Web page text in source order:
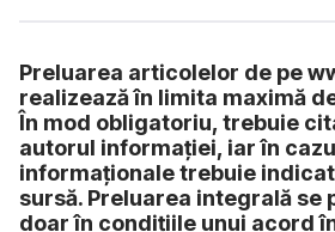
Preluarea articolelor de pe
realizează în limita maximă
În mod obligatoriu, trebuie
autorul informației, iar în
informaționale trebuie
sursă. Preluarea integrală se
doar în condițiile unui acord